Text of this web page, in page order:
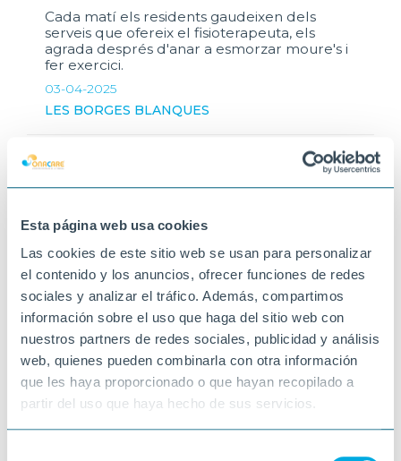
Esta página web usa cookies
Las cookies de este sitio web se usan para personalizar
el contenido y los anuncios, ofrecer funciones de redes
sociales y analizar el tráfico. Además, compartimos
información sobre el uso que haga del sitio web con
nuestros partners de redes sociales, publicidad y análisis
web, quienes pueden combinarla con otra información
que les haya proporcionado o que hayan recopilado a
partir del uso que haya hecho de sus servicios.
Cada matí els residents gaudeixen dels
serveis que ofereix el fisioterapeuta, els
agrada després d'anar a esmorzar moure's i
fer exercici.
03-04-2025
LES BORGES BLANQUES